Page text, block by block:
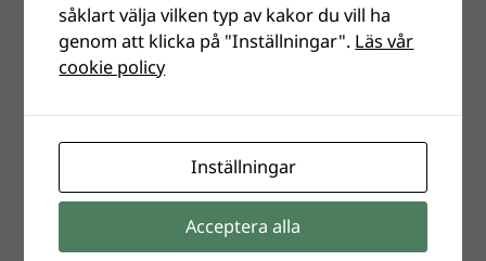
såklart välja vilken typ av kakor du vill ha
genom att klicka på "Inställningar". Läs vår
cookie policy
Inställningar
Acceptera alla